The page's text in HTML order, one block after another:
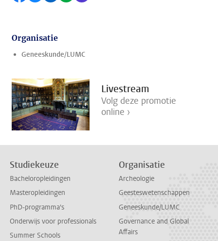
Organisatie
Geneeskunde/LUMC
Livestream
Volg deze promotie
online ›
Studiekeuze
Bacheloropleidingen
Masteropleidingen
PhD-programma's
Onderwijs voor professionals
Summer Schools
Organisatie
Archeologie
Geesteswetenschappen
Geneeskunde/LUMC
Governance and Global
Affairs